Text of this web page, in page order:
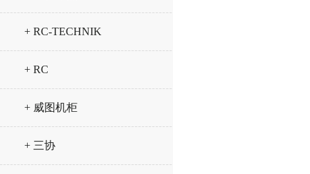
+ RC-TECHNIK
+ RC
+ 威图机柜
+ 三协